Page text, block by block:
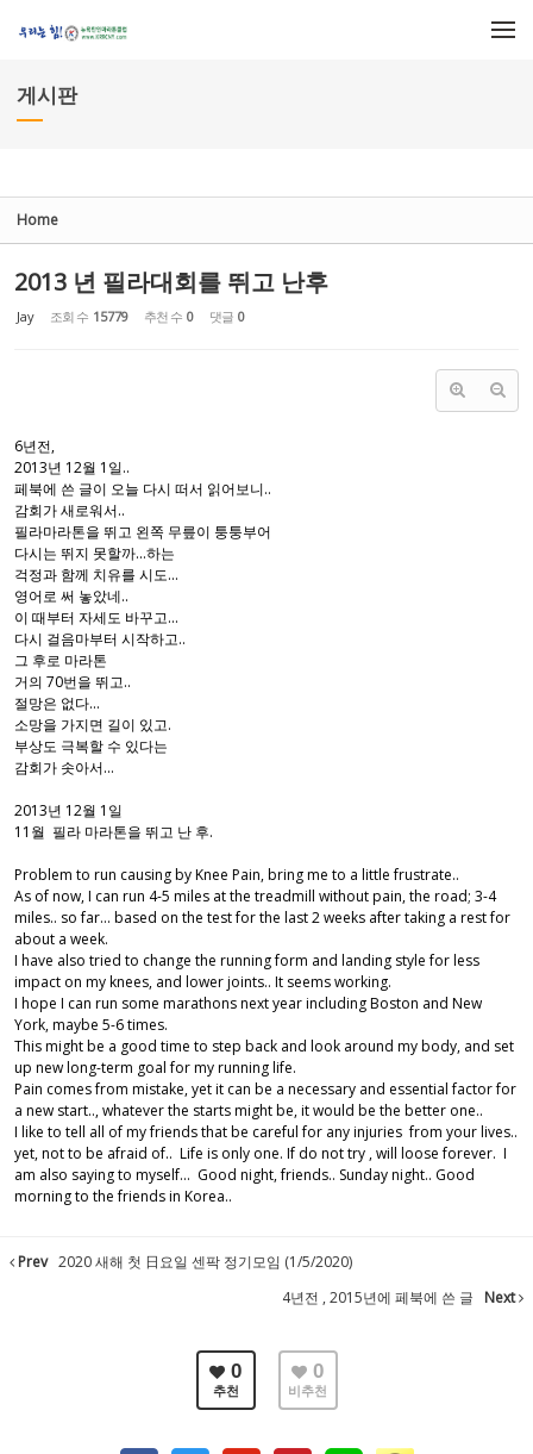
게시판
Home
2013 년 필라대회를 뛰고 난후
Jay 조회 수 15779 추천 수 0 댓글 0
6년전,
2013년 12월 1일..
페북에 쓴 글이 오늘 다시 떠서 읽어보니..
감회가 새로워서..
필라마라톤을 뛰고 왼쪽 무릎이 퉁퉁부어
다시는 뛰지 못할까...하는
걱정과 함께 치유를 시도...
영어로 써 놓았네..
이 때부터 자세도 바꾸고...
다시 걸음마부터 시작하고..
그 후로 마라톤
거의 70번을 뛰고..
절망은 없다...
소망을 가지면 길이 있고.
부상도 극복할 수 있다는
감회가 솟아서...
2013년 12월 1일
11월 필라 마라톤을 뛰고 난 후.
Problem to run causing by Knee Pain, bring me to a little frustrate..
As of now, I can run 4-5 miles at the treadmill without pain, the road; 3-4
miles.. so far... based on the test for the last 2 weeks after taking a rest for
about a week.
I have also tried to change the running form and landing style for less
impact on my knees, and lower joints.. It seems working.
I hope I can run some marathons next year including Boston and New
York, maybe 5-6 times.
This might be a good time to step back and look around my body, and set
up new long-term goal for my running life.
Pain comes from mistake, yet it can be a necessary and essential factor for
a new start.., whatever the starts might be, it would be the better one..
I like to tell all of my friends that be careful for any injuries from your lives..
yet, not to be afraid of.. Life is only one. If do not try , will loose forever. I
am also saying to myself... Good night, friends.. Sunday night.. Good
morning to the friends in Korea..
Prev 2020 새해 첫 日요일 센팍 정기모임 (1/5/2020)
4년전 , 2015년에 페북에 쓴 글
Next
0
추천
0
비추천